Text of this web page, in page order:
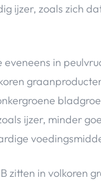
ijzer, zoals zich
eveneens in
ijzer, minder
zitten in volkoren